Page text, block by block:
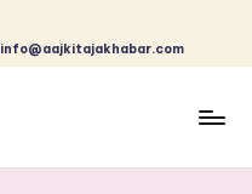
info@aajkitajakhabar.com